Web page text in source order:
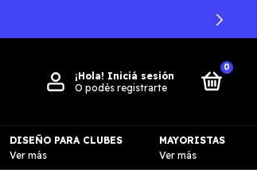
¡Hola! Iniciá sesión
O podés registrarte
0
DISEÑO PARA CLUBES
Ver más
MAYORISTAS
Ver más